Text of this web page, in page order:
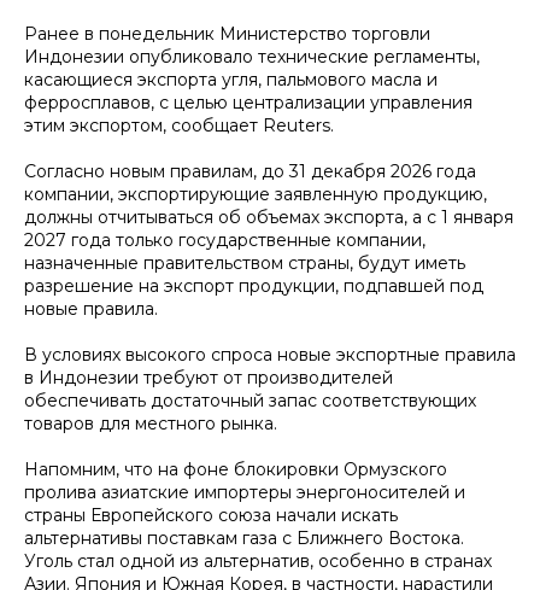
Ранее в понедельник Министерство торговли
Индонезии опубликовало технические регламенты,
касающиеся экспорта угля, пальмового масла и
ферросплавов, с целью централизации управления
этим экспортом, сообщает Reuters.
Согласно новым правилам, до 31 декабря 2026 года
компании, экспортирующие заявленную продукцию,
должны отчитываться об объемах экспорта, а с 1 января
2027 года только государственные компании,
назначенные правительством страны, будут иметь
разрешение на экспорт продукции, подпавшей под
новые правила.
В условиях высокого спроса новые экспортные правила
в Индонезии требуют от производителей
обеспечивать достаточный запас соответствующих
товаров для местного рынка.
Напомним, что на фоне блокировки Ормузского
пролива азиатские импортеры энергоносителей и
страны Европейского союза начали искать
альтернативы поставкам газа с Ближнего Востока.
Уголь стал одной из альтернатив, особенно в странах
Азии. Япония и Южная Корея, в частности, нарастили